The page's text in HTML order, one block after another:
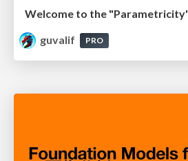
guvalif
PRO